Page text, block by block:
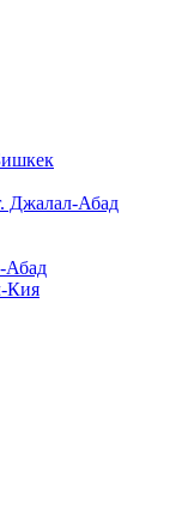
Джалал-Абад
Абад
Кия